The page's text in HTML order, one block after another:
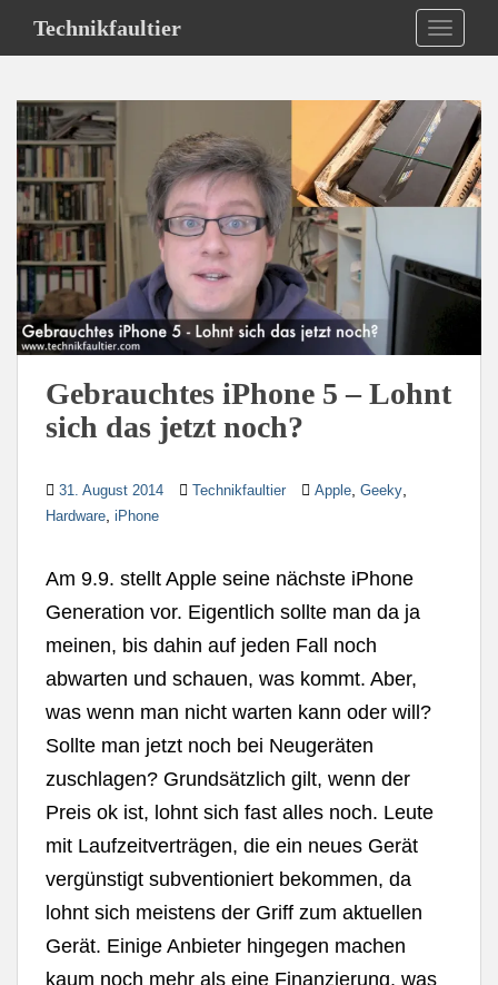
Technikfaultier
Gebrauchtes iPhone 5 – Lohnt
sich das jetzt noch?
31. August 2014 Technikfaultier Apple Geeky
Hardware iPhone
Am 9.9. stellt Apple seine nächste iPhone
Generation vor. Eigentlich sollte man da ja
meinen, bis dahin auf jeden Fall noch
abwarten und schauen, was kommt. Aber,
was wenn man nicht warten kann oder will?
Sollte man jetzt noch bei Neugeräten
zuschlagen? Grundsätzlich gilt, wenn der
Preis ok ist, lohnt sich fast alles noch. Leute
mit Laufzeitverträgen, die ein neues Gerät
vergünstigt subventioniert bekommen, da
lohnt sich meistens der Griff zum aktuellen
Gerät. Einige Anbieter hingegen machen
kaum noch mehr als eine Finanzierung, was